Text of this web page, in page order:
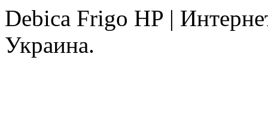
Debica Frigo HP |
Украина.